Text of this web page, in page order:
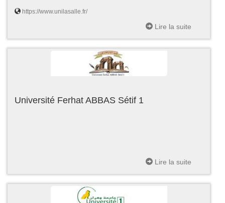
https://www.unilasalle.fr/
Lire la suite
Université Ferhat ABBAS Sétif 1
Lire la suite